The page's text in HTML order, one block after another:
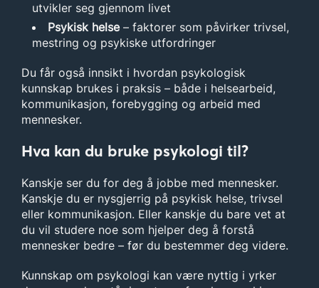
utvikler seg gjennom livet
Psykisk helse– faktorer som påvirker trivsel,
mestring og psykiske utfordringer
Du får også innsikt i hvordan psykologisk
kunnskap brukes i praksis – både i helsearbeid,
kommunikasjon, forebygging og arbeid med
mennesker.
Hva kan du bruke psykologi til?
Kanskje ser du for deg å jobbe med mennesker.
Kanskje du er nysgjerrig på psykisk helse, trivsel
eller kommunikasjon. Eller kanskje du bare vet at
du vil studere noe som hjelper deg å forstå
mennesker bedre – før du bestemmer deg videre.
Kunnskap om psykologi kan være nyttig i yrker